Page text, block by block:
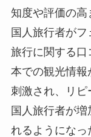
知度や評価の
国人旅行者が
旅行に関する口
本での観光情
刺激され、リ
国人旅行者が
れるようになっ